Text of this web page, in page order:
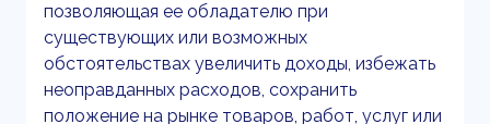
позволяющая ее обладателю при
существующих или возможных
обстоятельствах увеличить доходы, избежать
неоправданных расходов, сохранить
положение на рынке товаров, работ, услуг или